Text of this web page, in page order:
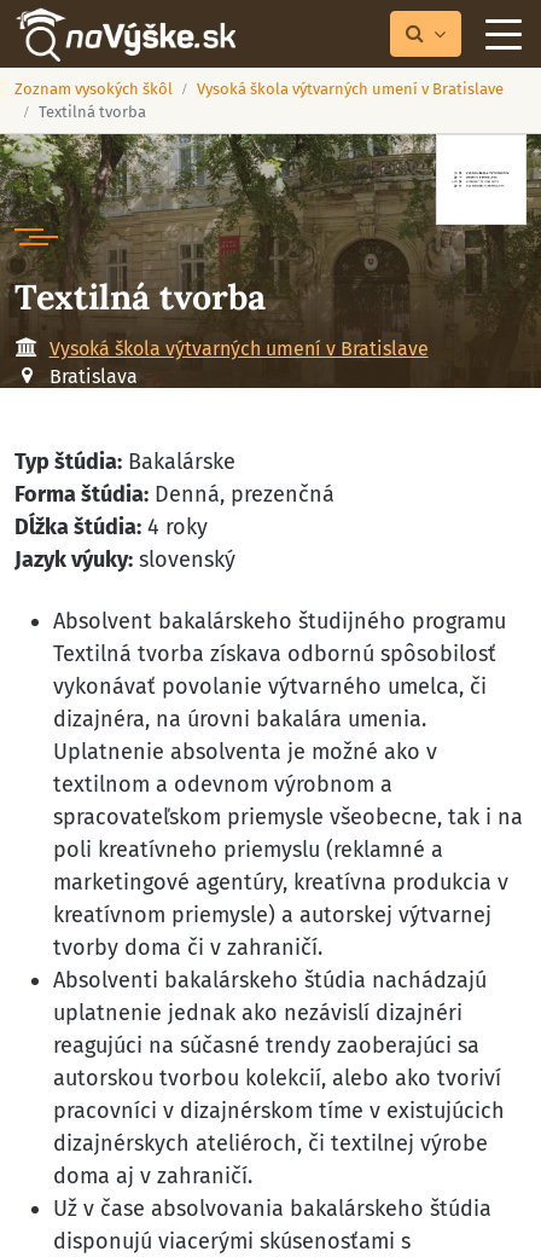
Zoznam vysokých škôl
Vysoká škola výtvarných umení v Bratislave
Textilná tvorba
Textilná tvorba
Vysoká škola výtvarných umení v Bratislave
Bratislava
Typ štúdia: Bakalárske
Forma štúdia: Denná, prezenčná
Dĺžka štúdia: 4 roky
Jazyk výuky: slovenský
Absolvent bakalárskeho študijného programu
Textilná tvorba získava odbornú spôsobilosť
vykonávať povolanie výtvarného umelca, či
dizajnéra, na úrovni bakalára umenia.
Uplatnenie absolventa je možné ako v
textilnom a odevnom výrobnom a
spracovateľskom priemysle všeobecne, tak i na
poli kreatívneho priemyslu (reklamné a
marketingové agentúry, kreatívna produkcia v
kreatívnom priemysle) a autorskej výtvarnej
tvorby doma či v zahraničí.
Absolventi bakalárskeho štúdia nachádzajú
uplatnenie jednak ako nezávislí dizajnéri
reagujúci na súčasné trendy zaoberajúci sa
autorskou tvorbou kolekcií, alebo ako tvoriví
pracovníci v dizajnérskom tíme v existujúcich
dizajnérskych ateliéroch, či textilnej výrobe
doma aj v zahraničí.
Už v čase absolvovania bakalárskeho štúdia
disponujú viacerými skúsenosťami s